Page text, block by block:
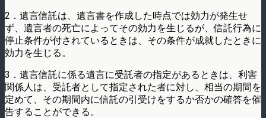
2．遺言信託は、遺言書を作成した時点では効力が発生せ
ず、遺言者の死亡によってその効力を生じるが、信託行為に
停止条件が付されているときは、その条件が成就したときに
効力を生じる。
3．遺言信託に係る遺言に受託者の指定があるときは、利害
関係人は、受託者として指定された者に対し、相当の期間を
定めて、その期間内に信託の引受けをするか否かの確答を催
告することができる。